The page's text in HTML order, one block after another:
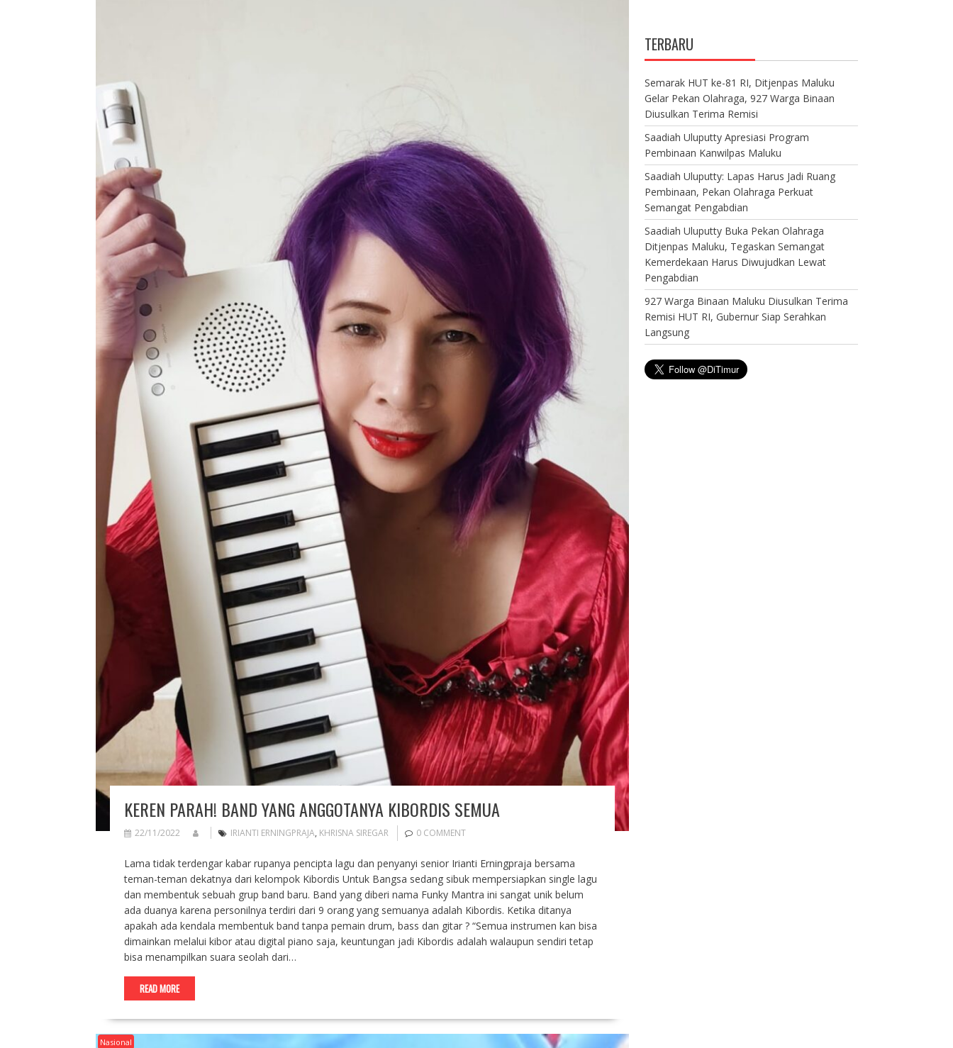
KEREN PARAH! BAND YANG ANGGOTANYA KIBORDIS SEMUA
22/11/2022 IRIANTI ERNINGPRAJA, KHRISNA SIREGAR 0 COMMENT
Lama tidak terdengar kabar rupanya pencipta lagu dan penyanyi senior Irianti Erningpraja bersama
teman-teman dekatnya dari kelompok Kibordis Untuk Bangsa sedang sibuk mempersiapkan single lagu
dan membentuk sebuah grup band baru. Band yang diberi nama Funky Mantra ini sangat unik belum
ada duanya karena personilnya terdiri dari 9 orang yang semuanya adalah Kibordis. Ketika ditanya
apakah ada kendala membentuk band tanpa pemain drum, bass dan gitar ? “Semua instrumen kan bisa
dimainkan melalui kibor atau digital piano saja, keuntungan jadi Kibordis adalah walaupun sendiri tetap
bisa menampilkan suara seolah dari…
READ MORE
Nasional
TERBARU
Semarak HUT ke-81 RI, Ditjenpas Maluku
Gelar Pekan Olahraga, 927 Warga Binaan
Diusulkan Terima Remisi
Saadiah Uluputty Apresiasi Program
Pembinaan Kanwilpas Maluku
Saadiah Uluputty: Lapas Harus Jadi Ruang
Pembinaan, Pekan Olahraga Perkuat
Semangat Pengabdian
Saadiah Uluputty Buka Pekan Olahraga
Ditjenpas Maluku, Tegaskan Semangat
Kemerdekaan Harus Diwujudkan Lewat
Pengabdian
927 Warga Binaan Maluku Diusulkan Terima
Remisi HUT RI, Gubernur Siap Serahkan
Langsung